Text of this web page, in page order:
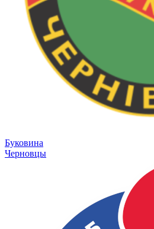
Буковина
Черновцы